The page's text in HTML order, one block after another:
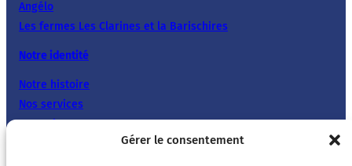
Gérer le consentement
Angélo
Les fermes Les Clarines et la Barischires
Notre identité
Notre histoire
Nos services
Nos valeurs